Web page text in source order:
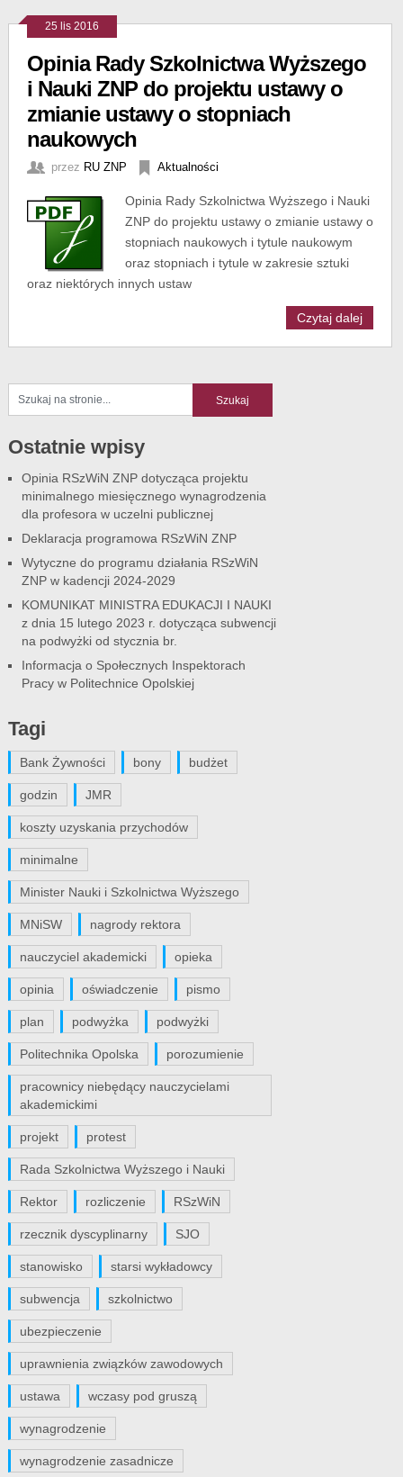
25 lis 2016
Opinia Rady Szkolnictwa Wyższego
i Nauki ZNP do projektu ustawy o
zmianie ustawy o stopniach
naukowych
przez RU ZNP Aktualności
Opinia Rady Szkolnictwa Wyższego i Nauki
ZNP do projektu ustawy o zmianie ustawy o
stopniach naukowych i tytule naukowym
oraz stopniach i tytule w zakresie sztuki
oraz niektórych innych ustaw
Czytaj dalej
Ostatnie wpisy
Opinia RSzWiN ZNP dotycząca projektu
minimalnego miesięcznego wynagrodzenia
dla profesora w uczelni publicznej
Deklaracja programowa RSzWiN ZNP
Wytyczne do programu działania RSzWiN
ZNP w kadencji 2024-2029
KOMUNIKAT MINISTRA EDUKACJI I NAUKI
z dnia 15 lutego 2023 r. dotycząca subwencji
na podwyżki od stycznia br.
Informacja o Społecznych Inspektorach
Pracy w Politechnice Opolskiej
Tagi
Bank Żywności bony budżet
godzin JMR
koszty uzyskania przychodów
minimalne
Minister Nauki i Szkolnictwa Wyższego
MNiSW nagrody rektora
nauczyciel akademicki opieka
opinia oświadczenie pismo
plan podwyżka podwyżki
Politechnika Opolska porozumienie
pracownicy niebędący nauczycielami
akademickimi
projekt protest
Rada Szkolnictwa Wyższego i Nauki
Rektor rozliczenie RSzWiN
rzecznik dyscyplinarny SJO
stanowisko starsi wykładowcy
subwencja szkolnictwo
ubezpieczenie
uprawnienia związków zawodowych
ustawa wczasy pod gruszą
wynagrodzenie
wynagrodzenie zasadnicze